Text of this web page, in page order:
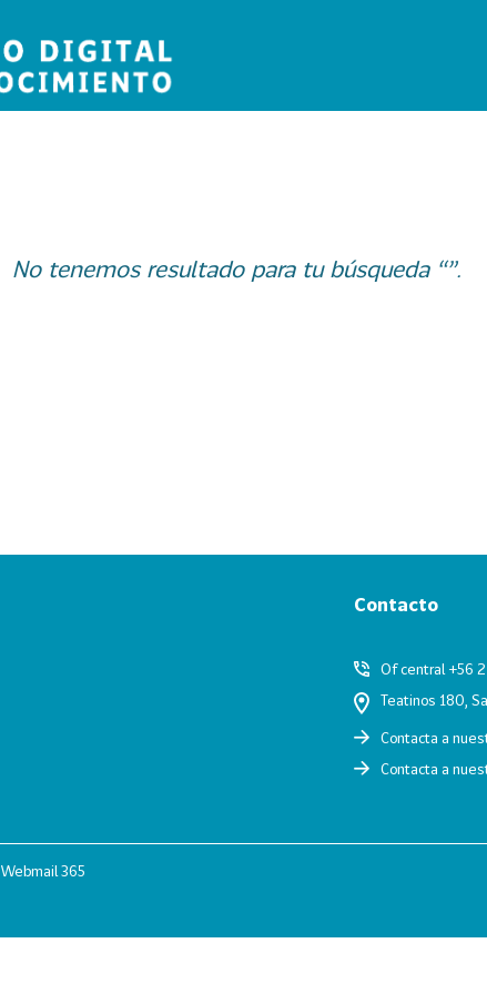
No tenemos resultado para tu búsqueda “”.
Contacto
Of central +56
Teatinos 180,
Contacta a
Contacta a
Webmail 365